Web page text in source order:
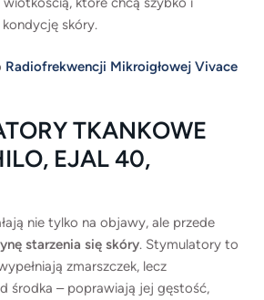
skóry.
Radiofrekwencji Mikroigłowej Vivace
TKANKOWE
EJAL 40,
nie tylko na objawy, ale przede
starzenia się skóry. Stymulatory to
zmarszczek, lecz
środka – poprawiają jej gęstość,